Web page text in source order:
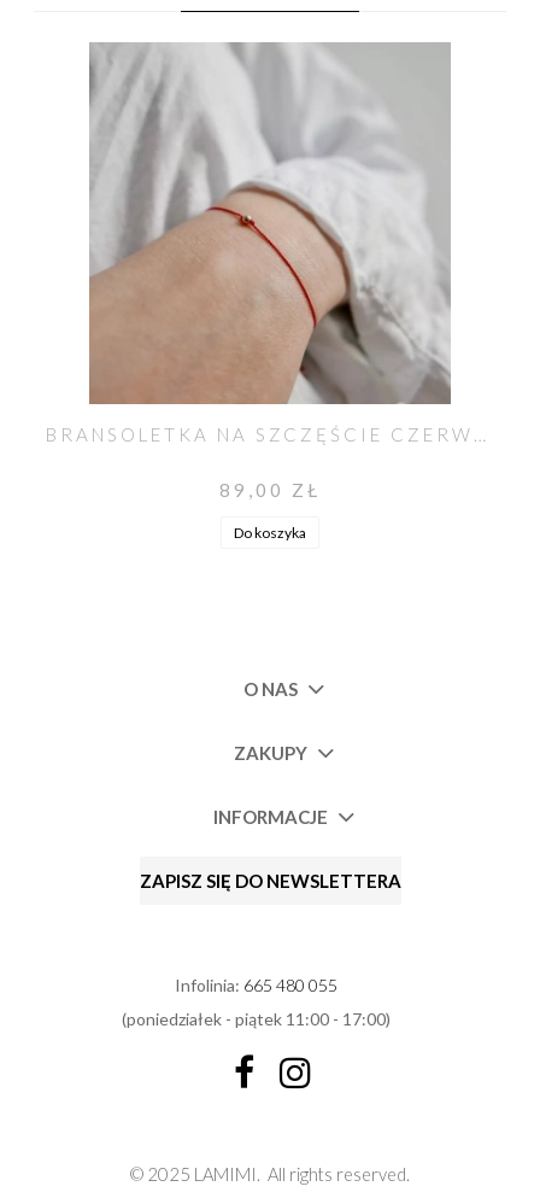
BRANSOLETKA NA SZCZĘŚCIE CZERWONA
89,00 ZŁ
Do koszyka
O NAS
ZAKUPY
INFORMACJE
ZAPISZ SIĘ DO NEWSLETTERA
Infolinia: 665 480 055
(poniedziałek - piątek 11:00 - 17:00)
© 2025 LAMIMI. All rights reserved.